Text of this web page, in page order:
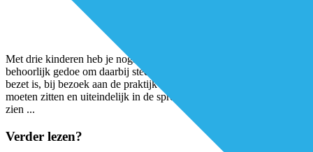
Met drie kinderen heb je nogal eens de huisarts nodig. “Ik vond het
behoorlijk gedoe om daarbij steeds te moeten bellen naar een lijn die
bezet is, bij bezoek aan de praktijk te lang in de wachtkamer te
moeten zitten en uiteindelijk in de spreekkamer te moeten horen: we
zien ...
Verder lezen?